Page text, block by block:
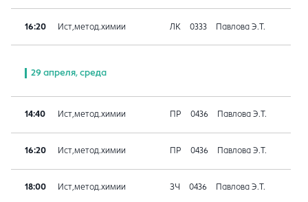
16:20 Ист,метод.химии ЛК 0333 Павлова Э.Т.
29 апреля, среда
14:40 Ист,метод.химии ПР 0436 Павлова Э.Т.
16:20 Ист,метод.химии ПР 0436 Павлова Э.Т.
18:00 Ист,метод.химии ЗЧ 0436 Павлова Э.Т.